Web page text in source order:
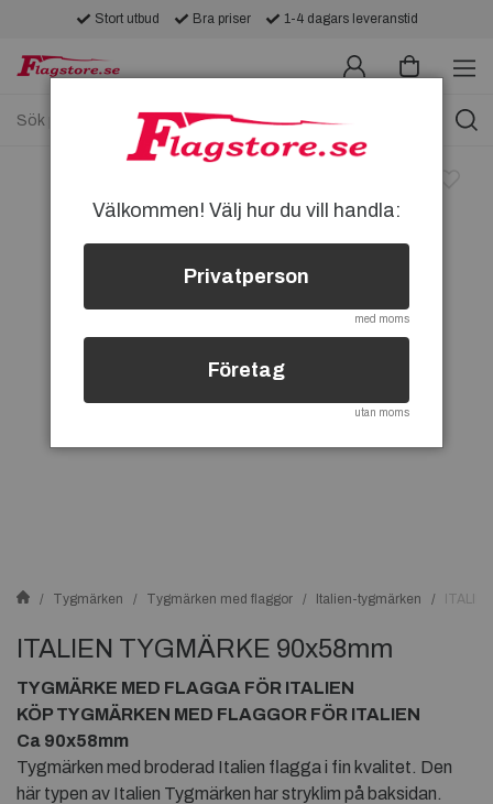
Stort utbud Bra priser 1-4 dagars leveranstid
Tygmärken Tygmärken med flaggor Italien-tygmärken
ITALIEN TYGMÄRKE 90x58mm
TYGMÄRKE MED FLAGGA FÖR ITALIEN
KÖP TYGMÄRKEN MED FLAGGOR FÖR ITALIEN
Ca 90x58mm
Tygmärken med broderad Italien flagga i fin kvalitet. Den
här typen av Italien Tygmärken har stryklim på baksidan.
Välkommen! Välj hur du vill handla:
Privatperson
med moms
Företag
utan moms